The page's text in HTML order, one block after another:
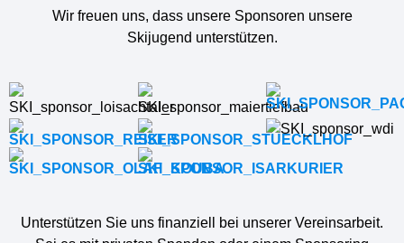
Wir freuen uns, dass unsere Sponsoren unsere
Skijugend unterstützen.
Unterstützen Sie uns finanziell bei unserer Vereinsarbeit.